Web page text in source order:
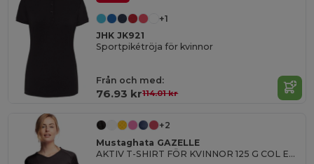
+1
JHK JK921
Sportpikétröja för kvinnor
Från och med:
76.93 kr114.01 kr
+2
Mustaghata GAZELLE
AKTIV T-SHIRT FÖR KVINNOR 125 G COL EN U